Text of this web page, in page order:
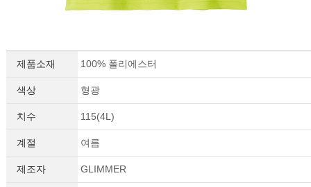
이코 라이프 하
제품소재 100% 폴리에스터
색상 형광
치수 115(4L)
계절 여름
제조자 GLIMMER